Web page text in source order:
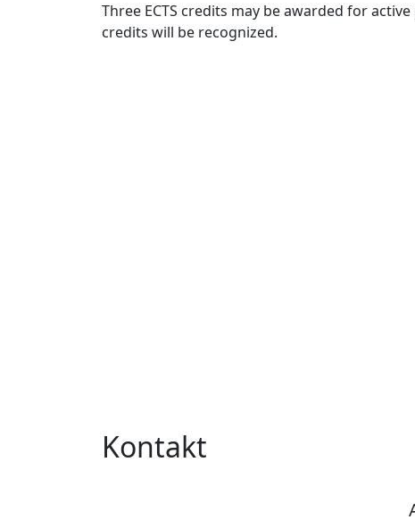
Three ECTS credits may be awarded for
credits will be recognized.
Kontakt